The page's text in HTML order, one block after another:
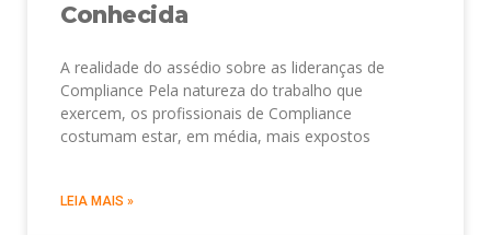
Conhecida
A realidade do assédio sobre as lideranças de
Compliance Pela natureza do trabalho que
exercem, os profissionais de Compliance
costumam estar, em média, mais expostos
LEIA MAIS »